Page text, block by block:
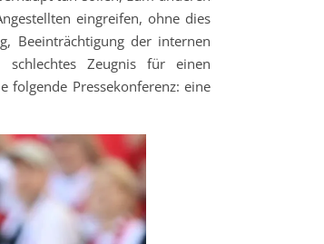
eingreifen, ohne dies
Beeinträchtigung der internen
Zeugnis für einen
Pressekonferenz: eine